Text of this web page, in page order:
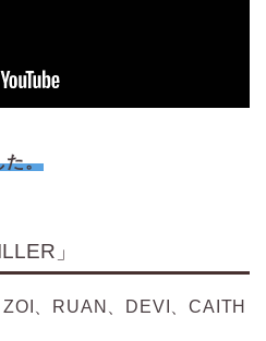
た。
」
、RUAN、DEVI、CAITH